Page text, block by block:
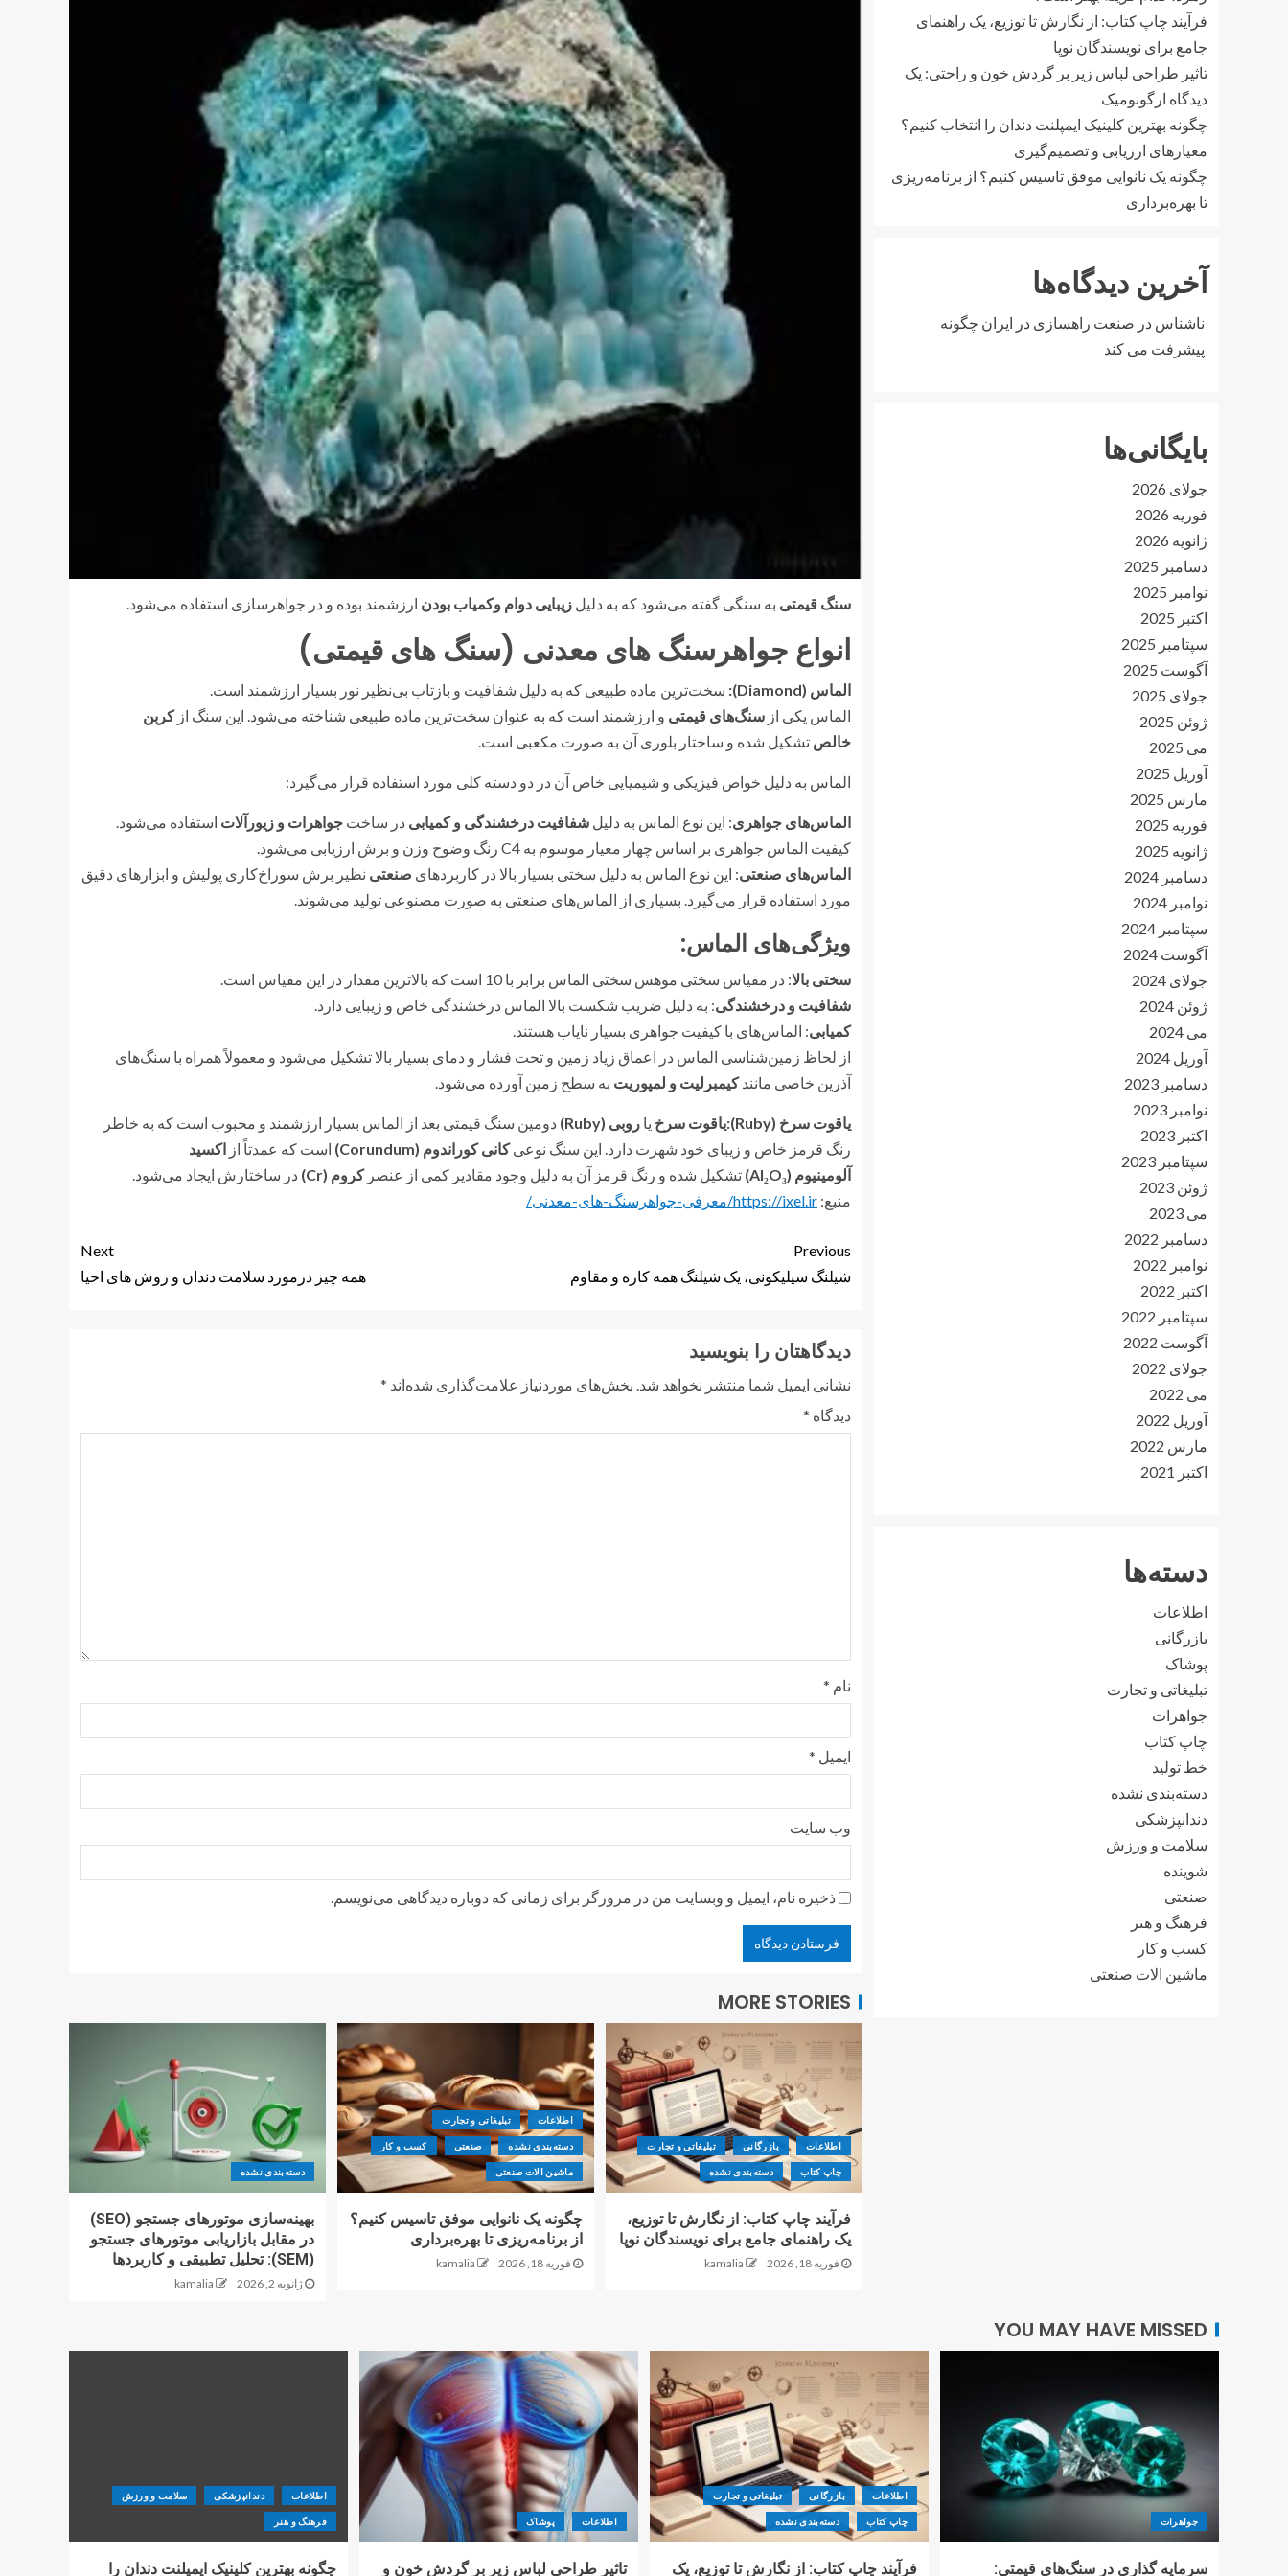
سنگ قیمتی به سنگی گفته می‌شود که به دلیل زیبایی دوام وکمیاب بودن ارزشمند بوده و در جواهرسازی استفاده می‌شود.
انواع جواهرسنگ های معدنی (سنگ های قیمتی)
الماس (Diamond)
: سخت‌ترین ماده طبیعی که به دلیل شفافیت و بازتاب بی‌نظیر نور بسیار ارزشمند است.
الماس یکی از سنگ‌های قیمتی و ارزشمند است که به عنوان سخت‌ترین ماده طبیعی شناخته می‌شود. این سنگ ازکربن
خالص تشکیل شده و ساختار بلوری آن به صورت مکعبی است.
الماس به دلیل خواص فیزیکی و شیمیایی خاص آن در دو دسته کلی مورد استفاده قرار می‌گیرد:
الماس‌های جواهری: این نوع الماس به دلیل شفافیت درخشندگی و کمیابی در ساخت جواهرات و زیورآلات استفاده می‌شود.
کیفیت الماس جواهری بر اساس چهار معیار موسوم به C4 رنگ وضوح وزن و برش ارزیابی می‌شود.
الماس‌های صنعتی: این نوع الماس به دلیل سختی بسیار بالا در کاربردهای صنعتی نظیر برش سوراخ‌کاری پولیش و ابزارهای دقیق
مورد استفاده قرار می‌گیرد. بسیاری از الماس‌های صنعتی به صورت مصنوعی تولید می‌شوند.
ویژگی‌های الماس:
سختی بالا: در مقیاس سختی موهس سختی الماس برابر با 10 است که بالاترین مقدار در این مقیاس است.
شفافیت و درخشندگی: به دلیل ضریب شکست بالا الماس درخشندگی خاص و زیبایی دارد.
کمیابی: الماس‌های با کیفیت جواهری بسیار نایاب هستند.
از لحاظ زمین‌شناسی الماس در اعماق زیاد زمین و تحت فشار و دمای بسیار بالا تشکیل می‌شود و معمولاً همراه با سنگ‌های
آذرین خاصی مانندکیمبرلیت و لمپوریت به سطح زمین آورده می‌شود.
یاقوت سرخ (Ruby)
:یاقوت سرخ یا روبی (Ruby)
دومین سنگ قیمتی بعد از الماس بسیار ارزشمند و محبوب است که به خاطر
رنگ قرمز خاص و زیبای خود شهرت دارد. این سنگ نوعیکانی کوراندوم (Corundum) است که عمدتاً از اکسید
آلومینیوم (Al₂O₃) تشکیل شده و رنگ قرمز آن به دلیل وجود مقادیر کمی از عنصرکروم (Cr)
در ساختارش ایجاد می‌شود.
منبع: https://ixel.ir/معرفی-جواهرسنگ-های-معدنی/
Previous
شیلنگ سیلیکونی، یک شیلنگ همه کاره و مقاوم
Next
همه چیز درمورد سلامت دندان و روش های احیا
دیدگاهتان را بنویسید
نشانی ایمیل شما منتشر نخواهد شد. بخش‌های موردنیاز علامت‌گذاری شده‌اند *
دیدگاه *
نام *
ایمیل *
وب‌ سایت
ذخیره نام، ایمیل و وبسایت من در مرورگر برای زمانی که دوباره دیدگاهی می‌نویسم.
MORE STORIES
اطلاعات بازرگانی تبلیغاتی و تجارت
چاپ کتاب دسته‌بندی نشده
فرآیند چاپ کتاب: از نگارش تا توزیع،
یک راهنمای جامع برای نویسندگان نوپا
فوریه 18, 2026 kamalia
اطلاعات تبلیغاتی و تجارت
دسته‌بندی نشده صنعتی کسب و کار
ماشین الات صنعتی
چگونه یک نانوایی موفق تاسیس کنیم؟
از برنامه‌ریزی تا بهره‌برداری
فوریه 18, 2026 kamalia
دسته‌بندی نشده
بهینه‌سازی موتورهای جستجو (SEO)
در مقابل بازاریابی موتورهای جستجو
(SEM): تحلیل تطبیقی و کاربردها
ژانویه 2, 2026 kamalia
فرآیند چاپ کتاب: از نگارش تا توزیع، یک راهنمای
جامع برای نویسندگان نوپا
تاثیر طراحی لباس زیر بر گردش خون و راحتی: یک
دیدگاه ارگونومیک
چگونه بهترین کلینیک ایمپلنت دندان را انتخاب کنیم؟
معیارهای ارزیابی و تصمیم‌گیری
چگونه یک نانوایی موفق تاسیس کنیم؟ از برنامه‌ریزی
تا بهره‌برداری
آخرین دیدگاه‌ها
ناشناس در صنعت راهسازی در ایران چگونه
پیشرفت می کند
بایگانی‌ها
جولای 2026
فوریه 2026
ژانویه 2026
دسامبر 2025
نوامبر 2025
اکتبر 2025
سپتامبر 2025
آگوست 2025
جولای 2025
ژوئن 2025
می 2025
آوریل 2025
مارس 2025
فوریه 2025
ژانویه 2025
دسامبر 2024
نوامبر 2024
سپتامبر 2024
آگوست 2024
جولای 2024
ژوئن 2024
می 2024
آوریل 2024
دسامبر 2023
نوامبر 2023
اکتبر 2023
سپتامبر 2023
ژوئن 2023
می 2023
دسامبر 2022
نوامبر 2022
اکتبر 2022
سپتامبر 2022
آگوست 2022
جولای 2022
می 2022
آوریل 2022
مارس 2022
اکتبر 2021
دسته‌ها
اطلاعات
بازرگانی
پوشاک
تبلیغاتی و تجارت
جواهرات
چاپ کتاب
خط تولید
دسته‌بندی نشده
دندانپزشکی
سلامت و ورزش
شوینده
صنعتی
فرهنگ و هنر
کسب و کار
ماشین الات صنعتی
YOU MAY HAVE MISSED
جواهرات
سرمایه گذاری در سنگ‌های قیمتی:
اطلاعات بازرگانی تبلیغاتی و تجارت
چاپ کتاب دسته‌بندی نشده
فرآیند چاپ کتاب: از نگارش تا توزیع، یک
اطلاعات پوشاک
تاثیر طراحی لباس زیر بر گردش خون و
اطلاعات دندانپزشکی سلامت و ورزش
فرهنگ و هنر
چگونه بهترین کلینیک ایمپلنت دندان را